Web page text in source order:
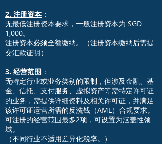
2. 注册资本 ：
无最低注册资本要求，一般注册资本为 SGD
1,000。
注册资本必须全额缴纳。（注册资本缴纳后需提
交汇款证明）
3. 经营范围 ：
无特定行业或业务类别的限制，但涉及金融、基
金、信托、支付服务、虚拟资产等需特定许可证
的业务，需提供详细资料及相关许可证，并满足
该许可证运营所需的反洗钱（AML）合规要求。
可注册的经营范围最多2项，可设置为涵盖性领
域。
（不同行业不适用差异化税率。）